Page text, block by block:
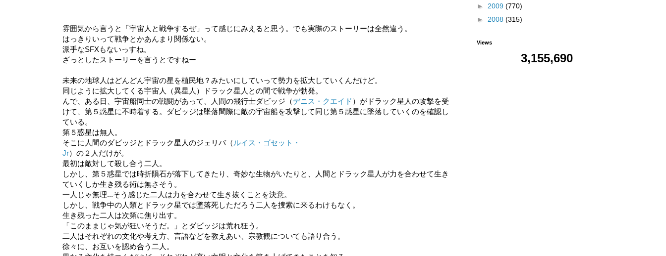
雰囲気から言うと「宇宙人と戦争するぜ」って感じにみえると思う。でも実際のストーリーは全然違う。
はっきりいって戦争とかあんまり関係ない。
派手なSFXもないっすね。
ざっとしたストーリーを言うとですねー
未来の地球人はどんどん宇宙の星を植民地？みたいにしていって勢力を拡大していくんだけど。
同じように拡大してくる宇宙人（異星人）ドラック星人との間で戦争が勃発。
んで、ある日、宇宙船同士の戦闘があって、人間の飛行士ダビッジ（デニス・クエイド ）がドラック星人の攻撃を受
けて、第５惑星に不時着する。ダビッジは墜落間際に敵の宇宙船を攻撃して同じ第５惑星に墜落していくのを確認し
ている。
第５惑星は無人。
そこに人間のダビッジとドラック星人のジェリバ（ ルイス・ゴセット・
Jr）の２人だけが。
最初は敵対して殺し合う二人。
しかし、第５惑星では時折隕石が落下してきたり、奇妙な生物がいたりと、人間とドラック星人が力を合わせて生き
ていくしか生き残る術は無さそう。
一人じゃ無理...そう感じた二人は力を合わせて生き抜くことを決意。
しかし、戦争中の人類とドラック星では墜落死しただろう二人を捜索に来るわけもなく。
生き残った二人は次第に焦り出す。
「このままじゃ気が狂いそうだ。」とダビッジは荒れ狂う。
二人はそれぞれの文化や考え方、言語などを教えあい、宗教観についても語り合う。
徐々に、お互いを認め合う二人。
► 2009 (770)
► 2008 (315)
Views
3,155,690